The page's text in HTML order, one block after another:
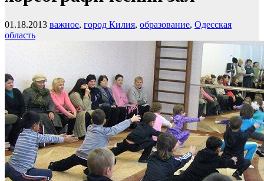
01.18.2013 важное, город Килия, образование, Одесская
область